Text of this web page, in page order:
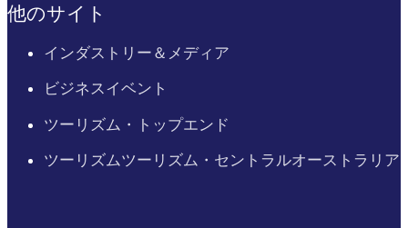
他のサイト
インダストリー＆メディア
ビジネスイベント
ツーリズム・トップエンド
ツーリズムツーリズム・セントラルオーストラリア